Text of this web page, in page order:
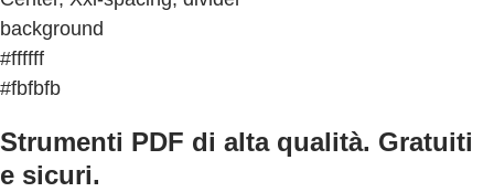
background
#ffffff
#fbfbfb
Strumenti PDF di alta qualità. Gratuiti
e sicuri.